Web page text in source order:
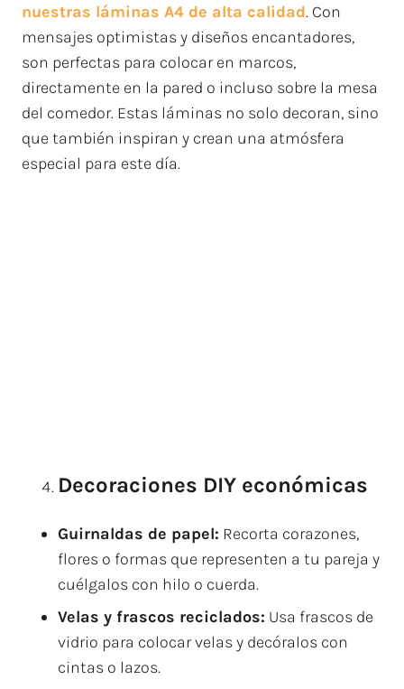
nuestras láminas A4 de alta calidad. Con
mensajes optimistas y diseños encantadores,
son perfectas para colocar en marcos,
directamente en la pared o incluso sobre la mesa
del comedor. Estas láminas no solo decoran, sino
que también inspiran y crean una atmósfera
especial para este día.
Decoraciones DIY económicas
Guirnaldas de papel: Recorta corazones,
flores o formas que representen a tu pareja y
cuélgalos con hilo o cuerda.
Velas y frascos reciclados: Usa frascos de
vidrio para colocar velas y decóralos con
cintas o lazos.